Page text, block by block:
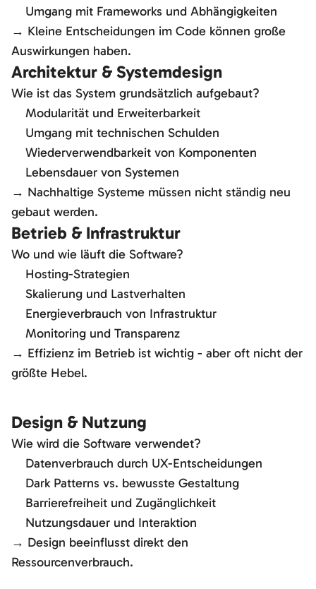
Umgang mit Frameworks und Abhängigkeiten
→ Kleine Entscheidungen im Code können große
Auswirkungen haben.
Architektur & Systemdesign
Wie ist das System grundsätzlich aufgebaut?
Modularität und Erweiterbarkeit
Umgang mit technischen Schulden
Wiederverwendbarkeit von Komponenten
Lebensdauer von Systemen
→ Nachhaltige Systeme müssen nicht ständig neu
gebaut werden.
Betrieb & Infrastruktur
Wo und wie läuft die Software?
Hosting-Strategien
Skalierung und Lastverhalten
Energieverbrauch von Infrastruktur
Monitoring und Transparenz
→ Effizienz im Betrieb ist wichtig - aber oft nicht der
größte Hebel.
Design & Nutzung
Wie wird die Software verwendet?
Datenverbrauch durch UX-Entscheidungen
Dark Patterns vs. bewusste Gestaltung
Barrierefreiheit und Zugänglichkeit
Nutzungsdauer und Interaktion
→ Design beeinflusst direkt den
Ressourcenverbrauch.